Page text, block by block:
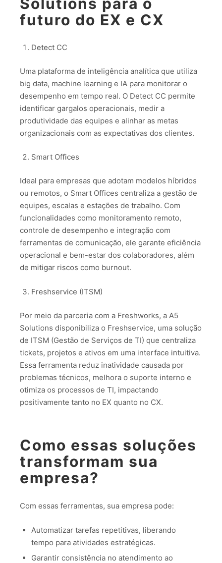
futuro do EX e CX
Detect CC
Uma plataforma de inteligência analítica que utiliza
big data, machine learning e IA para monitorar o
desempenho em tempo real. O Detect CC permite
identificar gargalos operacionais, medir a
produtividade das equipes e alinhar as metas
organizacionais com as expectativas dos clientes.
Smart Offices
Ideal para empresas que adotam modelos híbridos
ou remotos, o Smart Offices centraliza a gestão de
equipes, escalas e estações de trabalho. Com
funcionalidades como monitoramento remoto,
controle de desempenho e integração com
ferramentas de comunicação, ele garante eficiência
operacional e bem-estar dos colaboradores, além
de mitigar riscos como burnout.
Freshservice (ITSM)
Por meio da parceria com a Freshworks, a A5
Solutions disponibiliza o Freshservice, uma solução
de ITSM (Gestão de Serviços de TI) que centraliza
tickets, projetos e ativos em uma interface intuitiva.
Essa ferramenta reduz inatividade causada por
problemas técnicos, melhora o suporte interno e
otimiza os processos de TI, impactando
positivamente tanto no EX quanto no CX.
Como essas soluções
transformam sua
empresa?
Com essas ferramentas, sua empresa pode:
Automatizar tarefas repetitivas, liberando
tempo para atividades estratégicas.
Garantir consistência no atendimento ao